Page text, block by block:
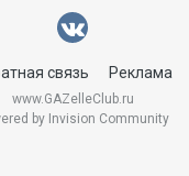
связь Реклама
www.GAZelleClub.ru
by Invision Community